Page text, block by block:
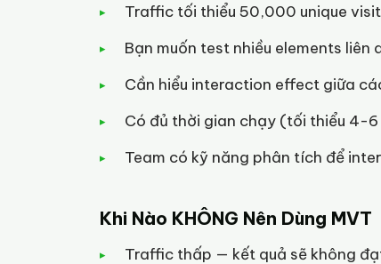
Traffic tối thiểu 50,000 unique
Bạn muốn test nhiều elements liên
Cần hiểu interaction effect giữa
Có đủ thời gian chạy (tối thiểu 4-
Team có kỹ năng phân tích để
Khi Nào KHÔNG Nên Dùng MVT
Traffic thấp — kết quả sẽ không